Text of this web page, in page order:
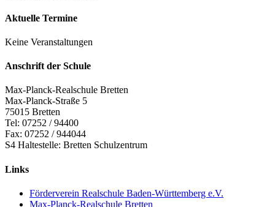
Aktuelle Termine
Keine Veranstaltungen
Anschrift der Schule
Max-Planck-Realschule Bretten
Max-Planck-Straße 5
75015 Bretten
Tel: 07252 / 94400
Fax: 07252 / 944044
S4 Haltestelle: Bretten Schulzentrum
Links
Förderverein Realschule Baden-Württemberg e.V.
Max-Planck-Realschule Bretten